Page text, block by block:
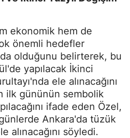
ekonomik hem de
önemli hedefler
olduğunu belirterek, bu
yapılacak İkinci
ele alınacağını
ilk gününün sembolik
ifade eden Özel,
Ankara'da tüzük
alınacağını söyledi.